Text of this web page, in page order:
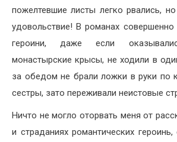
пожелтевшие листы легко рвались,
удовольствие! В романах совершенно
героини, даже если
монастырские крысы, не ходили в
за обедом не брали ложки в руки по
сестры, зато переживали неистовые
Ничто не могло оторвать меня от
и страданиях романтических